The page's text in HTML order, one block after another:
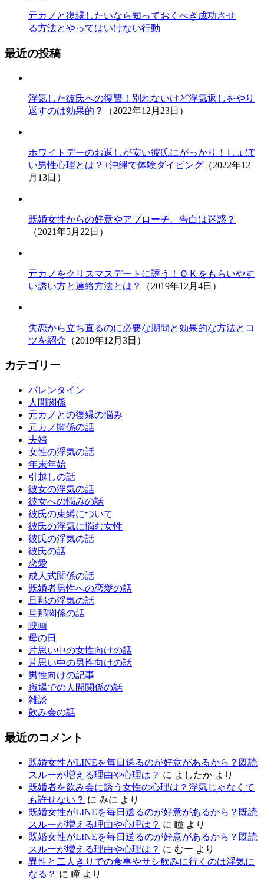
元カノと復縁したいなら知っておくべき成功させ
る方法とやってはいけない行動
最近の投稿
浮気した彼氏への復讐！別れないけど浮気返しをやり
返すのは効果的？
（2022年12月23日）
ホワイトデーのお返しが安い彼氏にがっかり！しょぼ
い男性心理とは？+沖縄で体験ダイビング （2022年12
月13日）
既婚女性からの好意やアプローチ、告白は迷惑？
（2021年5月22日）
元カノをクリスマスデートに誘う！ＯＫをもらいやす
い誘い方と連絡方法とは？
（2019年12月4日）
失恋から立ち直るのに必要な期間と効果的な方法とコ
ツを紹介 （2019年12月3日）
カテゴリー
バレンタイン
人間関係
元カノとの復縁の悩み
元カノ関係の話
夫婦
女性の浮気の話
年末年始
引越しの話
彼女の浮気の話
彼女への悩みの話
彼氏の束縛について
彼氏の浮気に悩む女性
彼氏の浮気の話
彼氏の話
恋愛
成人式関係の話
既婚者男性への恋愛の話
旦那の浮気の話
旦那関係の話
映画
母の日
片思い中の女性向けの話
片思い中の男性向けの話
男性向けの記事
職場での人間関係の話
雑談
飲み会の話
最近のコメント
既婚女性がLINEを毎日送るのが好意があるから？既読
スルーが増える理由や心理は？ に よしたか より
既婚者を飲み会に誘う女性の心理は？浮気じゃなくて
も許せない？ に みに より
既婚女性がLINEを毎日送るのが好意があるから？既読
スルーが増える理由や心理は？ に 瞳 より
既婚女性がLINEを毎日送るのが好意があるから？既読
スルーが増える理由や心理は？ に むー より
異性と二人きりでの食事やサシ飲みに行くのは浮気に
なる？ に 瞳 より